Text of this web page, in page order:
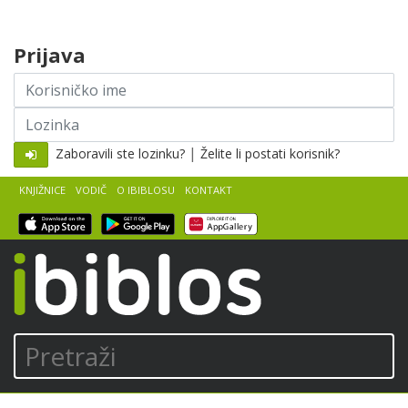
Pretraži
KNJIŽNICE VODIČ O IBIBLOSU KONTAKT
Prijava
Korisničko
ime
Lozinka
Zaboravili ste lozinku? | Želite li postati korisnik?